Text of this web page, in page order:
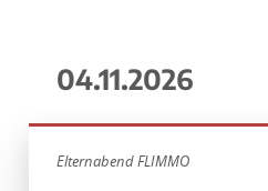
04.11.2026
Elternabend FLIMMO